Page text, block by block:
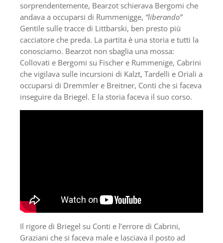
sorprendentemente, Bearzot schierava Bergomi che
andava a occuparsi di Rummenigge, “liberando”
Gentile sulle tracce di Littbarski, ben presto più
cacciatore che preda. La partita è una storia e tutti la
conosciamo. Bearzot non sbaglia una mossa:
Collovati e Bergomi su Fischer e Rummenige, Cabrini
che vigilava sulle incursioni di Kalzt, Tardelli e Oriali a
occuparsi di Dremmler e Breitner, Conti che si faceva
inseguire da Briegel. E la storia faceva il suo corso.
Il rigore di Briegel su Conti e l’errore di Cabrini,
Graziani che si faceva male e lasciava il posto ad